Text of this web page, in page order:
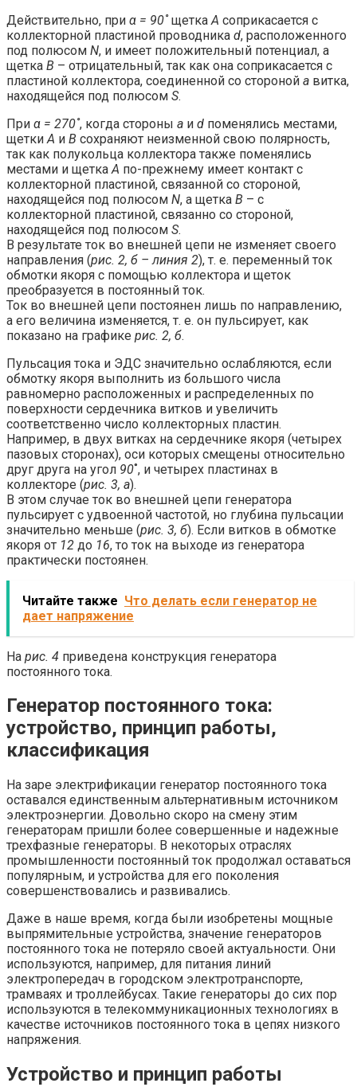
Действительно, при α = 90˚щетка А соприкасается с
коллекторной пластиной проводника d, расположенного
под полюсом N, и имеет положительный потенциал, а
щетка В – отрицательный, так как она соприкасается с
пластиной коллектора, соединенной со стороной a витка,
находящейся под полюсом S.
При α = 270˚, когда стороны a и d поменялись местами,
щетки А и В сохраняют неизменной свою полярность,
так как полукольца коллектора также поменялись
местами и щетка А по-прежнему имеет контакт с
коллекторной пластиной, связанной со стороной,
находящейся под полюсом N, а щетка В – с
коллекторной пластиной, связанно со стороной,
находящейся под полюсом S.
В результате ток во внешней цепи не изменяет своего
направления (рис. 2, б – линия 2), т. е. переменный ток
обмотки якоря с помощью коллектора и щеток
преобразуется в постоянный ток.
Ток во внешней цепи постоянен лишь по направлению,
а его величина изменяется, т. е. он пульсирует, как
показано на графике рис. 2, б.
Пульсация тока и ЭДС значительно ослабляются, если
обмотку якоря выполнить из большого числа
равномерно расположенных и распределенных по
поверхности сердечника витков и увеличить
соответственно число коллекторных пластин.
Например, в двух витках на сердечнике якоря (четырех
пазовых сторонах), оси которых смещены относительно
друг друга на угол 90˚, и четырех пластинах в
коллекторе (рис. 3, а).
В этом случае ток во внешней цепи генератора
пульсирует с удвоенной частотой, но глубина пульсации
значительно меньше (рис. 3, б). Если витков в обмотке
якоря от 12 до 16, то ток на выходе из генератора
практически постоянен.
Читайте также Что делать если генератор не
дает напряжение
На рис. 4 приведена конструкция генератора
постоянного тока.
Генератор постоянного тока:
устройство, принцип работы,
классификация
На заре электрификации генератор постоянного тока
оставался единственным альтернативным источником
электроэнергии. Довольно скоро на смену этим
генераторам пришли более совершенные и надежные
трехфазные генераторы. В некоторых отраслях
промышленности постоянный ток продолжал оставаться
популярным, и устройства для его поколения
совершенствовались и развивались.
Даже в наше время, когда были изобретены мощные
выпрямительные устройства, значение генераторов
постоянного тока не потеряло своей актуальности. Они
используются, например, для питания линий
электропередач в городском электротранспорте,
трамваях и троллейбусах. Такие генераторы до сих пор
используются в телекоммуникационных технологиях в
качестве источников постоянного тока в цепях низкого
напряжения.
Устройство и принцип работы